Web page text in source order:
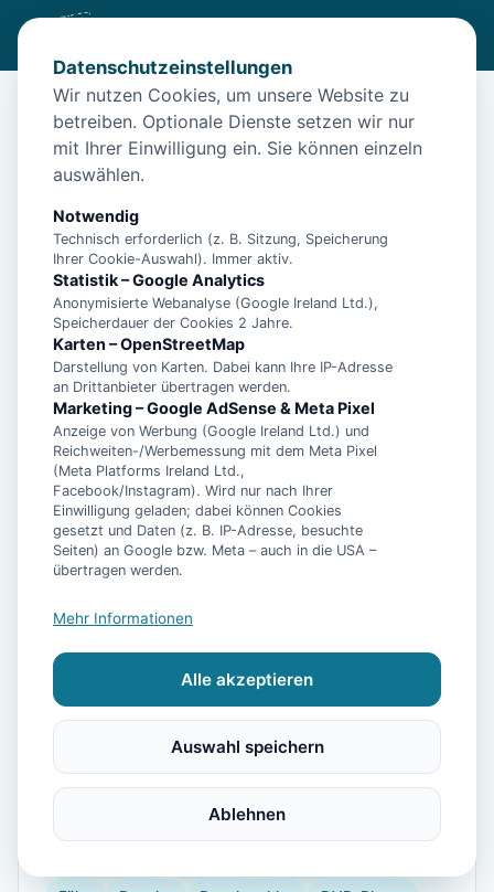
/Unterkünfte /Norden/Ferienwohnung Balkenstek in Norden
Ferienwohnung Balkenstek in
26506 Norden
Waschmaschine Trockner
Kaffeemaschine Gefrierfach
Backofen Toaster Internet Radio
Bügelbrett Allergikerfreundlich
Datenschutzeinstellungen
Wir nutzen Cookies, um unsere Website zu
betreiben. Optionale Dienste setzen wir nur
mit Ihrer Einwilligung ein. Sie können einzeln
auswählen.
Notwendig
Technisch erforderlich (z. B. Sitzung, Speicherung
Ihrer Cookie-Auswahl). Immer aktiv.
Statistik – Google Analytics
Anonymisierte Webanalyse (Google Ireland Ltd.),
Speicherdauer der Cookies 2 Jahre.
Karten – OpenStreetMap
Darstellung von Karten. Dabei kann Ihre IP-Adresse
an Drittanbieter übertragen werden.
Marketing – Google AdSense & Meta Pixel
Anzeige von Werbung (Google Ireland Ltd.) und
Reichweiten-/Werbemessung mit dem Meta Pixel
(Meta Platforms Ireland Ltd.,
Facebook/Instagram). Wird nur nach Ihrer
Einwilligung geladen; dabei können Cookies
gesetzt und Daten (z. B. IP-Adresse, besuchte
Seiten) an Google bzw. Meta – auch in die USA –
übertragen werden.
Mehr Informationen
Alle akzeptieren
Auswahl speichern
Ablehnen